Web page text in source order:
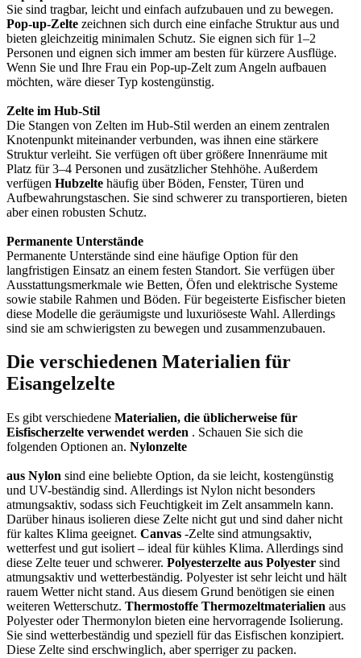
Sie sind tragbar, leicht und einfach aufzubauen und zu bewegen.
Pop-up-Zelte zeichnen sich durch eine einfache Struktur aus und
bieten gleichzeitig minimalen Schutz. Sie eignen sich für 1–2
Personen und eignen sich immer am besten für kürzere Ausflüge.
Wenn Sie und Ihre Frau ein Pop-up-Zelt zum Angeln aufbauen
möchten, wäre dieser Typ kostengünstig.
Zelte im Hub-Stil
Die Stangen von Zelten im Hub-Stil werden an einem zentralen
Knotenpunkt miteinander verbunden, was ihnen eine stärkere
Struktur verleiht. Sie verfügen oft über größere Innenräume mit
Platz für 3–4 Personen und zusätzlicher Stehhöhe. Außerdem
verfügen Hubzelte häufig über Böden, Fenster, Türen und
Aufbewahrungstaschen. Sie sind schwerer zu transportieren, bieten
aber einen robusten Schutz.
Permanente Unterstände
Permanente Unterstände sind eine häufige Option für den
langfristigen Einsatz an einem festen Standort. Sie verfügen über
Ausstattungsmerkmale wie Betten, Öfen und elektrische Systeme
sowie stabile Rahmen und Böden. Für begeisterte Eisfischer bieten
diese Modelle die geräumigste und luxuriöseste Wahl. Allerdings
sind sie am schwierigsten zu bewegen und zusammenzubauen.
Die verschiedenen Materialien für
Eisangelzelte
Es gibt verschiedene Materialien, die üblicherweise für
Eisfischerzelte verwendet werden . Schauen Sie sich die
folgenden Optionen an. Nylonzelte
aus Nylon sind eine beliebte Option, da sie leicht, kostengünstig
und UV-beständig sind. Allerdings ist Nylon nicht besonders
atmungsaktiv, sodass sich Feuchtigkeit im Zelt ansammeln kann.
Darüber hinaus isolieren diese Zelte nicht gut und sind daher nicht
für kaltes Klima geeignet. Canvas -Zelte sind atmungsaktiv,
wetterfest und gut isoliert – ideal für kühles Klima. Allerdings sind
diese Zelte teuer und schwerer. Polyesterzelte aus Polyester sind
atmungsaktiv und wetterbeständig. Polyester ist sehr leicht und hält
rauem Wetter nicht stand. Aus diesem Grund benötigen sie einen
weiteren Wetterschutz. Thermostoffe Thermozeltmaterialien aus
Polyester oder Thermonylon bieten eine hervorragende Isolierung.
Sie sind wetterbeständig und speziell für das Eisfischen konzipiert.
Diese Zelte sind erschwinglich, aber sperriger zu packen.